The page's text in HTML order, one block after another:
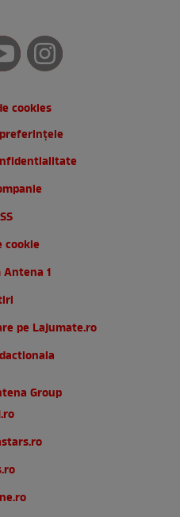
cookies
cookie
1
pe Lajumate.ro
Group